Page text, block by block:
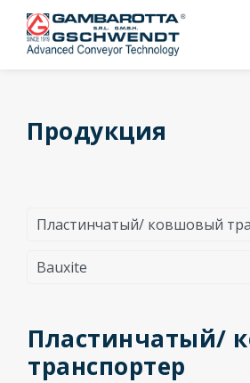
Продукция
Пластинчатый/
транспортер